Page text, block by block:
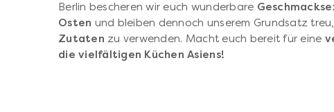
Berlin bescheren wir euch wunderbare
Osten und bleiben dennoch unserem Grundsatz treu,
Zutaten zu verwenden. Macht euch bereit für eine
die vielfältigen Küchen Asiens!